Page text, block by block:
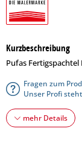
Kurzbeschreibung
Pufas Fertigspachtel
Fragen zum
Unser Profi
mehr Details